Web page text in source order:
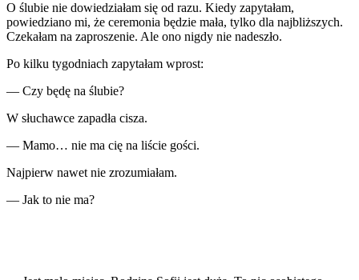
O ślubie nie dowiedziałam się od razu. Kiedy zapytałam,
powiedziano mi, że ceremonia będzie mała, tylko dla najbliższych.
Czekałam na zaproszenie. Ale ono nigdy nie nadeszło.
Po kilku tygodniach zapytałam wprost:
— Czy będę na ślubie?
W słuchawce zapadła cisza.
— Mamo… nie ma cię na liście gości.
Najpierw nawet nie zrozumiałam.
— Jak to nie ma?